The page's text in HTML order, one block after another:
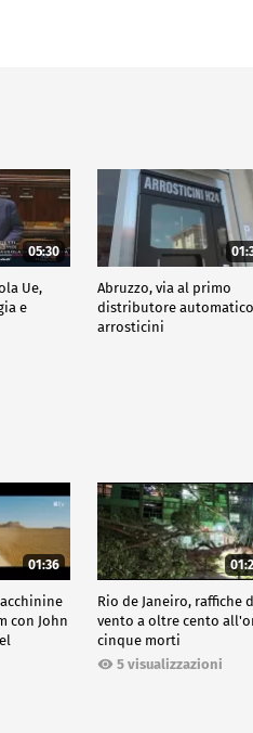
05:30
Ue,
e
Abruzzo, via al primo
distributore
arrosticini
01:36
con John
Rio de Janeiro, raffiche
vento a oltre cento
cinque morti
5 visualizzazioni